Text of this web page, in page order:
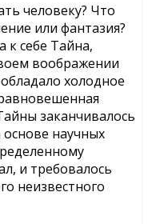
человеку? Что
или фантазия?
к себе Тайна,
воображении
холодное
заканчивалось
научных
и требовалось
неизвестного